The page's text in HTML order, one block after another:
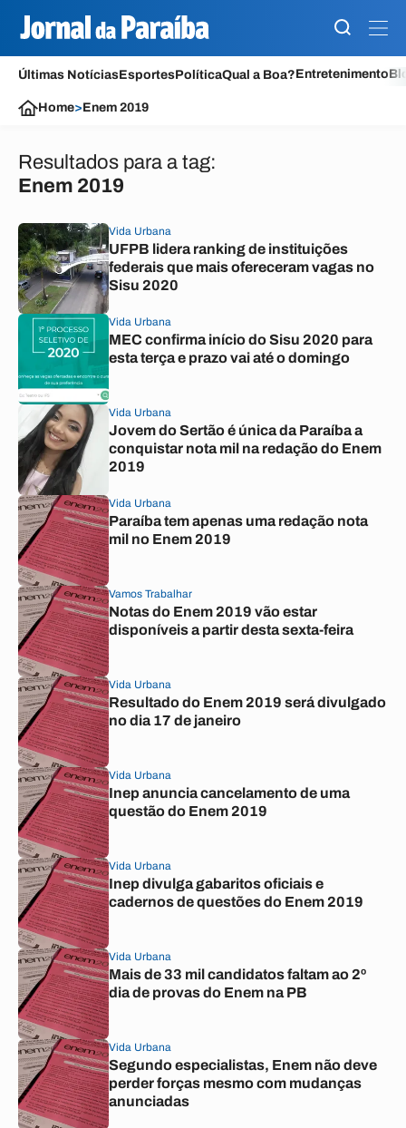
Últimas NotíciasEsportesPolíticaQual a Boa?Entretenimento
Home>Enem 2019
Resultados para a tag:
Enem 2019
Vida Urbana
UFPB lidera ranking de instituições
federais que mais ofereceram vagas no
Sisu 2020
Vida Urbana
MEC confirma início do Sisu 2020 para
esta terça e prazo vai até o domingo
Vida Urbana
Jovem do Sertão é única da Paraíba a
conquistar nota mil na redação do Enem
2019
Vida Urbana
Paraíba tem apenas uma redação nota
mil no Enem 2019
Vamos Trabalhar
Notas do Enem 2019 vão estar
disponíveis a partir desta sexta-feira
Vida Urbana
Resultado do Enem 2019 será divulgado
no dia 17 de janeiro
Vida Urbana
Inep anuncia cancelamento de uma
questão do Enem 2019
Vida Urbana
Inep divulga gabaritos oficiais e
cadernos de questões do Enem 2019
Vida Urbana
Mais de 33 mil candidatos faltam ao 2º
dia de provas do Enem na PB
Vida Urbana
Segundo especialistas, Enem não deve
perder forças mesmo com mudanças
anunciadas